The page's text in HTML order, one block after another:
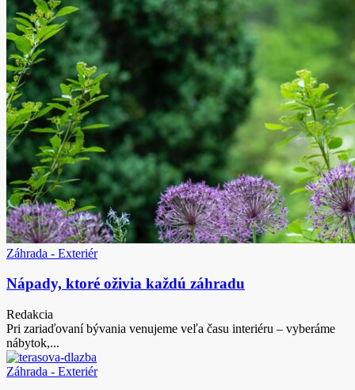
Záhrada - Exteriér
Nápady, ktoré oživia každú záhradu
Redakcia
Pri zariaďovaní bývania venujeme veľa času interiéru – vyberáme
nábytok,...
Záhrada - Exteriér